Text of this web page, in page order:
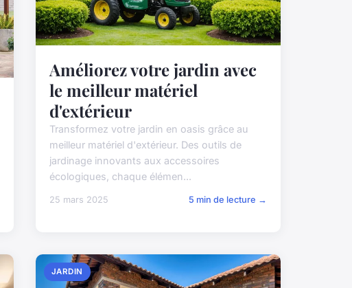
Améliorez votre jardin avec
le meilleur matériel
d'extérieur
Transformez votre jardin en oasis grâce au
meilleur matériel d'extérieur. Des outils de
jardinage innovants aux accessoires
écologiques, chaque élémen...
25 mars 2025 5 min de lecture →
JARDIN